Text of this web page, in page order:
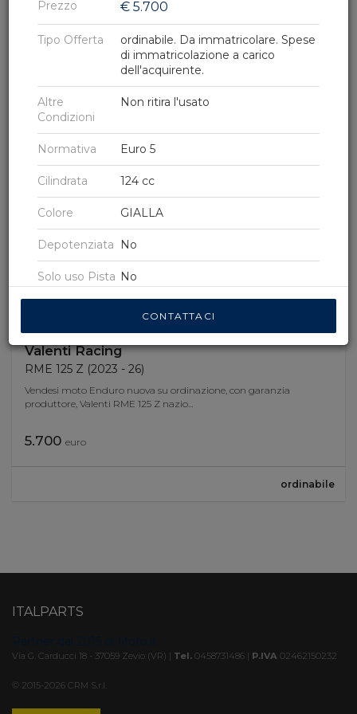
Ordina per DATA DECRESCENTE
13
Valenti Racing
RME 125 Z (2023 - 26)
Vendesi moto Enduro nuova su ordinazione, con garanzia
produttore, Valenti RME 125 Z nazio...
5.700 euro
ordinabile
ITALPARTS
Via G. Carducci 18 - 37059 Zevio (VR) | Tel. 0458731486 | P.IVA 02462150232
© 2015-2026 CRM S.r.l.
Prezzo € 5.700
Tipo Offerta
ordinabile. Da immatricolare. Spese
di immatricolazione a carico
dell'acquirente.
Altre
Condizioni
Non ritira l'usato
Normativa Euro 5
Cilindrata 124 cc
Colore GIALLA
Depotenziata No
Solo uso Pista No
Elettrica No
CONTATTACI